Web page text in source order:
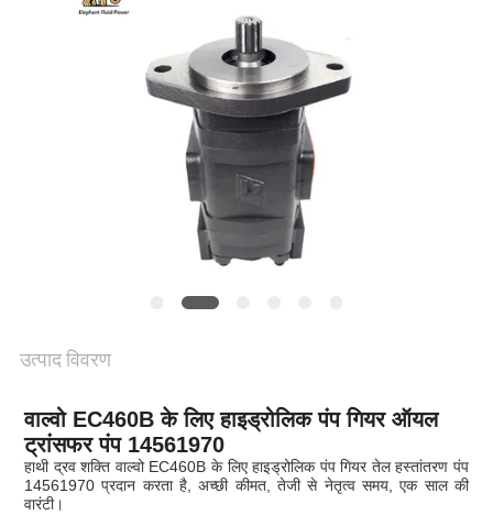
उत्पाद विवरण
वाल्वो EC460B के लिए हाइड्रोलिक पंप गियर ऑयल
ट्रांसफर पंप 14561970
हाथी द्रव शक्ति वाल्वो EC460B के लिए हाइड्रोलिक पंप गियर तेल हस्तांतरण पंप
14561970 प्रदान करता है, अच्छी कीमत, तेजी से नेतृत्व समय, एक साल की
वारंटी।